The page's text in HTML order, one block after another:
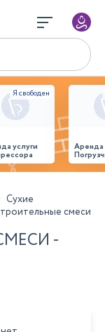
услуги
Сухие
смеси
-